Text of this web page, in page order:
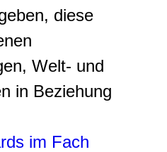
diese
Welt- und
in Beziehung
im Fach